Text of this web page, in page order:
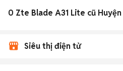
Siêu thị điện tử